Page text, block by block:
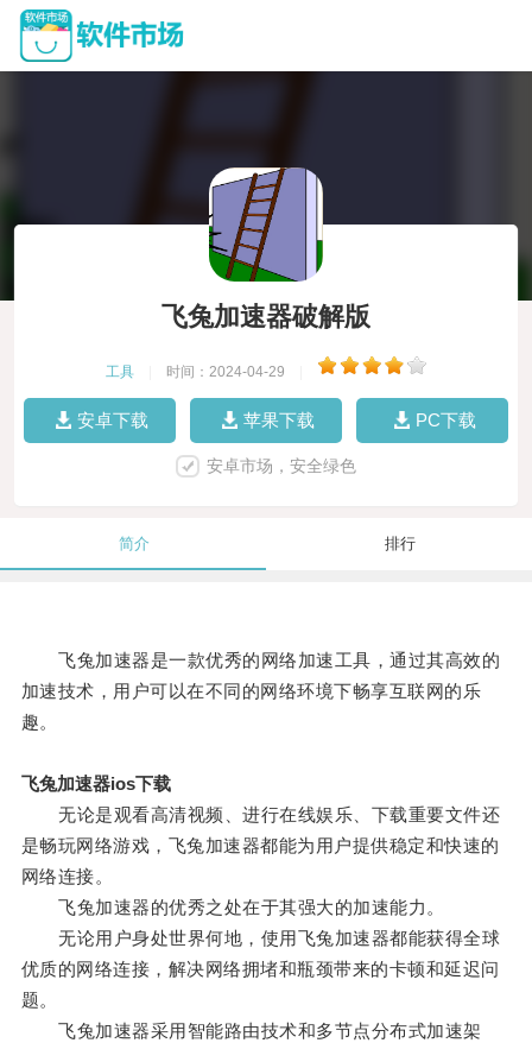
飞兔加速器破解版
工具 时间：2024-04-29
安卓下载 苹果下载 PC下载
安卓市场，安全绿色
简介 排行
飞兔加速器是一款优秀的网络加速工具，通过其高效的
加速技术，用户可以在不同的网络环境下畅享互联网的乐
趣。
飞兔加速器ios下载
无论是观看高清视频、进行在线娱乐、下载重要文件还
是畅玩网络游戏，飞兔加速器都能为用户提供稳定和快速的
网络连接。
飞兔加速器的优秀之处在于其强大的加速能力。
无论用户身处世界何地，使用飞兔加速器都能获得全球
优质的网络连接，解决网络拥堵和瓶颈带来的卡顿和延迟问
题。
飞兔加速器采用智能路由技术和多节点分布式加速架